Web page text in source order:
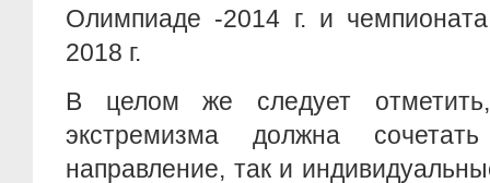
Олимпиаде -2014 г. и
2018 г.
В целом же следует
экстремизма должна
направление, так и